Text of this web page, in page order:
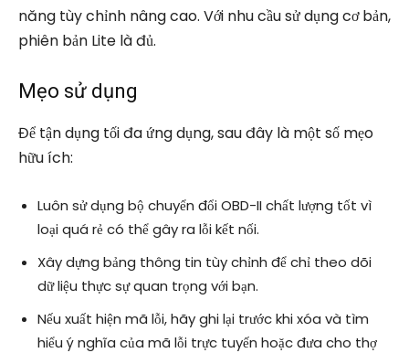
năng tùy chỉnh nâng cao. Với nhu cầu sử dụng cơ bản,
phiên bản Lite là đủ.
Mẹo sử dụng
Để tận dụng tối đa ứng dụng, sau đây là một số mẹo
hữu ích:
Luôn sử dụng bộ chuyển đổi OBD-II chất lượng tốt vì
loại quá rẻ có thể gây ra lỗi kết nối.
Xây dựng bảng thông tin tùy chỉnh để chỉ theo dõi
dữ liệu thực sự quan trọng với bạn.
Nếu xuất hiện mã lỗi, hãy ghi lại trước khi xóa và tìm
hiểu ý nghĩa của mã lỗi trực tuyến hoặc đưa cho thợ